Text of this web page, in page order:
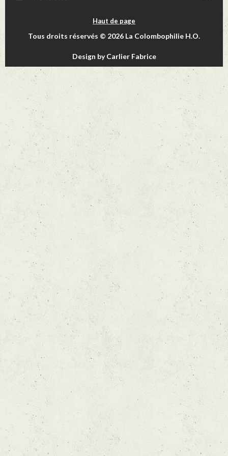
Haut de page
Tous droits réservés © 2026 La Colombophilie H.O.
Design by Carlier Fabrice